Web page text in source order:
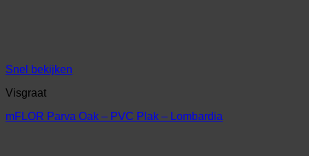
Snel bekijken
Visgraat
mFLOR Parva Oak – PVC Plak – Lombardia